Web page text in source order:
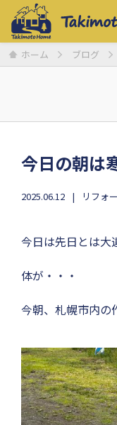
ホーム ブログ
今日の朝は
2025.06.12 リフォ
今日は先日とは大
体が・・・
今朝、札幌市内の